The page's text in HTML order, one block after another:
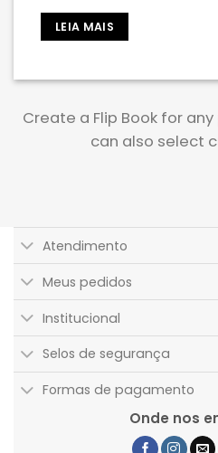
LEIA MAIS
Create a Flip Book for
can also select
Atendimento
Meus pedidos
Institucional
Selos de segurança
Formas de pagamento
Onde nos